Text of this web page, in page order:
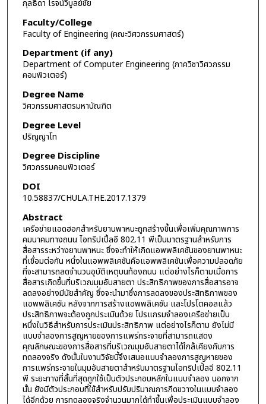
กุลธิดา โรจน์วิบูลย์ชัย
Faculty/College
Faculty of Engineering (คณะวิศวกรรมศาสตร์)
Department (if any)
Department of Computer Engineering (ภาควิชาวิศวกรรม
คอมพิวเตอร์)
Degree Name
วิศวกรรมศาสตรมหาบัณฑิต
Degree Level
ปริญญาโท
Degree Discipline
วิศวกรรมคอมพิวเตอร์
DOI
10.58837/CHULA.THE.2017.1379
Abstract
เครือข่ายแอดฮอกสำหรับยานพาหนะถูกสร้างขึ้นเพื่อเพิ่มคุณภาพการ
คมนาคมทางถนน ไอทริปเปิ้ลอี 802.11 พีเป็นมาตรฐานสำหรับการ
สื่อสารระหว่างยานพาหนะ ซึ่งจะทำให้เกิดแอพพลิเคชันของยานพาหนะ
ที่เชื่อมต่อกัน หนึ่งในแอพพลิเคชันคือแอพพลิเคชันเพื่อความปลอดภัย
ที่จะสามารถลดจำนวนอุบัติเหตุบนท้องถนน แต่อย่างไรก็ตามเมื่อการ
สื่อสารเกิดขึ้นที่บริเวณมุมอับสายตา ประสิทธิภาพของการสื่อสารอาจ
ลดลงอย่างมีนัยสำคัญ ซึ่งจะนำมาซึ่งการลดลงของประสิทธิภาพของ
แอพพลิเคชัน หลังจากการสร้างแอพพลิเคชัน และโปรโตคอลแล้ว
ประสิทธิภาพจะต้องถูกประเมินด้วย โปรแกรมจำลองเครือข่ายเป็น
หนึ่งในวิธีสำหรับการประเมินประสิทธิภาพ แต่อย่างไรก็ตาม ยังไม่มี
แบบจำลองการสูญหายของการแพร่กระจายที่สามารถแสดง
คุณลักษณะของการสื่อสารที่บริเวณมุมอับสายตาได้ใกล้เคียงกับการ
ทดลองจริง ดังนั้นในงานวิจัยนี้จึงเสนอแบบจำลองการสูญหายของ
การแพร่กระจายในมุมอับสายตาสำหรับมาตรฐานไอทริปเปิ้ลอี 802.11
พี ระยะทางที่สั้นที่สุดถูกใช้เป็นตัวประกอบหลักในแบบจำลอง นอกจาก
นั้น ยังมีตัวประกอบที่ใช้สำหรับปรับปริมาณการกีดขวางในแบบจำลอง
ได้อีกด้วย การทดลองจริงจำนวนมากได้ทำขึ้นเพื่อประเมินแบบจำลอง